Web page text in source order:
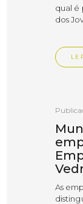
qual é
dos
As